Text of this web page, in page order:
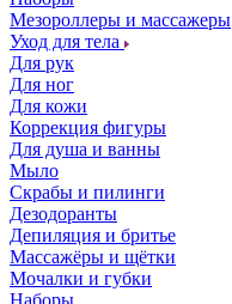
Мезороллеры и массажеры
Уход для тела
Для рук
Для ног
Для кожи
Коррекция фигуры
Для душа и ванны
Мыло
Скрабы и пилинги
Дезодоранты
Депиляция и бритье
Массажёры и щётки
Мочалки и губки